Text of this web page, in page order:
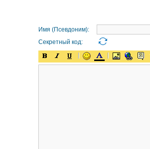
Имя (Псевдоним):
Секретный код: